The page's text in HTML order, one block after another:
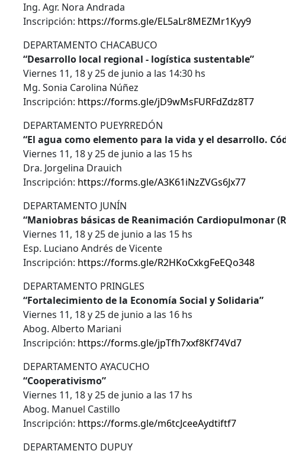
Ing. Agr. Nora Andrada
Inscripción: https://forms.gle/EL5aLr8MEZMr1Kyy9
DEPARTAMENTO CHACABUCO
“Desarrollo local regional - logística sustentable”
Viernes 11, 18 y 25 de junio a las 14:30 hs
Mg. Sonia Carolina Núñez
Inscripción: https://forms.gle/jD9wMsFURFdZdz8T7
DEPARTAMENTO PUEYRREDÓN
“El agua como elemento para la vida y el desarrollo.
Viernes 11, 18 y 25 de junio a las 15 hs
Dra. Jorgelina Drauich
Inscripción: https://forms.gle/A3K61iNzZVGs6Jx77
DEPARTAMENTO JUNÍN
“Maniobras básicas de Reanimación Cardiopulmonar
Viernes 11, 18 y 25 de junio a las 15 hs
Esp. Luciano Andrés de Vicente
Inscripción: https://forms.gle/R2HKoCxkgFeEQo348
DEPARTAMENTO PRINGLES
“Fortalecimiento de la Economía Social y Solidaria”
Viernes 11, 18 y 25 de junio a las 16 hs
Abog. Alberto Mariani
Inscripción: https://forms.gle/jpTfh7xxf8Kf74Vd7
DEPARTAMENTO AYACUCHO
“Cooperativismo”
Viernes 11, 18 y 25 de junio a las 17 hs
Abog. Manuel Castillo
Inscripción: https://forms.gle/m6tcJceeAydtiftf7
DEPARTAMENTO DUPUY